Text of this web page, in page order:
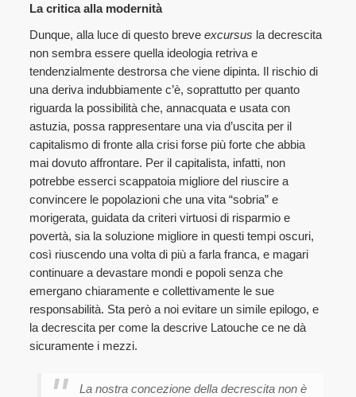
La critica alla modernità
Dunque, alla luce di questo breveexcursus la decrescita
non sembra essere quella ideologia retriva e
tendenzialmente destrorsa che viene dipinta. Il rischio di
una deriva indubbiamente c’è, soprattutto per quanto
riguarda la possibilità che, annacquata e usata con
astuzia, possa rappresentare una via d’uscita per il
capitalismo di fronte alla crisi forse più forte che abbia
mai dovuto affrontare. Per il capitalista, infatti, non
potrebbe esserci scappatoia migliore del riuscire a
convincere le popolazioni che una vita “sobria” e
morigerata, guidata da criteri virtuosi di risparmio e
povertà, sia la soluzione migliore in questi tempi oscuri,
così riuscendo una volta di più a farla franca, e magari
continuare a devastare mondi e popoli senza che
emergano chiaramente e collettivamente le sue
responsabilità. Sta però a noi evitare un simile epilogo, e
la decrescita per come la descrive Latouche ce ne dà
sicuramente i mezzi.
La nostra concezione della decrescita non è